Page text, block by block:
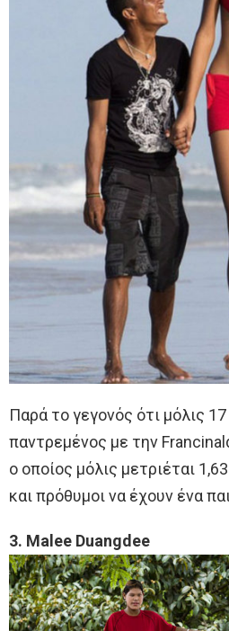
Παρά το γεγονός ότι μόλις
παντρεμένος με την
ο οποίος μόλις μετριέται
και πρόθυμοι να έχουν ένα
3. Malee Duangdee